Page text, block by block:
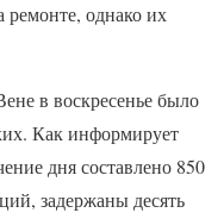
ремонте, однако их
в воскресенье было
Как информирует
дня составлено 850
задержаны десять